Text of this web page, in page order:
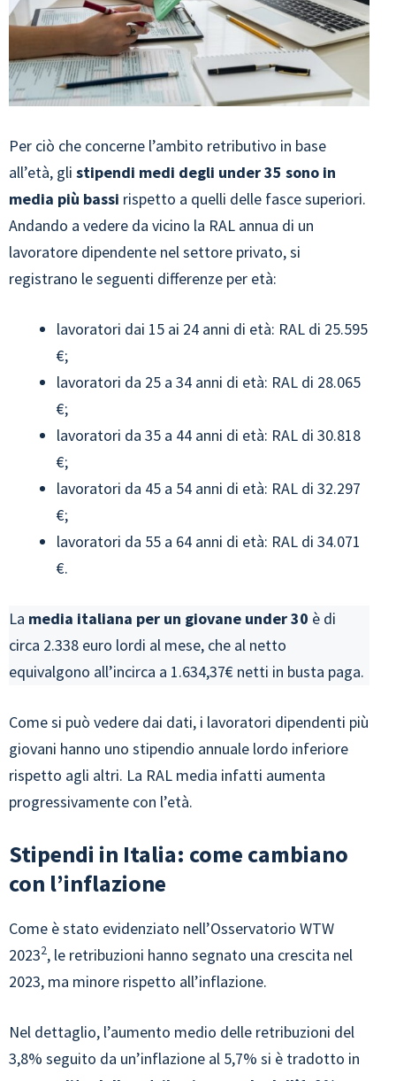
Per ciò che concerne l’ambito retributivo in base
all’età, gli stipendi medi degli under 35 sono in
media più bassi rispetto a quelli delle fasce superiori.
Andando a vedere da vicino la RAL annua di un
lavoratore dipendente nel settore privato, si
registrano le seguenti differenze per età:
lavoratori dai 15 ai 24 anni di età: RAL di 25.595
€;
lavoratori da 25 a 34 anni di età: RAL di 28.065
€;
lavoratori da 35 a 44 anni di età: RAL di 30.818
€;
lavoratori da 45 a 54 anni di età: RAL di 32.297
€;
lavoratori da 55 a 64 anni di età: RAL di 34.071
€.
La media italiana per un giovane under 30 è di
circa 2.338 euro lordi al mese, che al netto
equivalgono all’incirca a 1.634,37€ netti in busta paga.
Come si può vedere dai dati, i lavoratori dipendenti più
giovani hanno uno stipendio annuale lordo inferiore
rispetto agli altri. La RAL media infatti aumenta
progressivamente con l’età.
Stipendi in Italia: come cambiano
con l’inflazione
Come è stato evidenziato nell’Osservatorio WTW
20232, le retribuzioni hanno segnato una crescita nel
2023, ma minore rispetto all’inflazione.
Nel dettaglio, l’aumento medio delle retribuzioni del
3,8% seguito da un’inflazione al 5,7% si è tradotto in